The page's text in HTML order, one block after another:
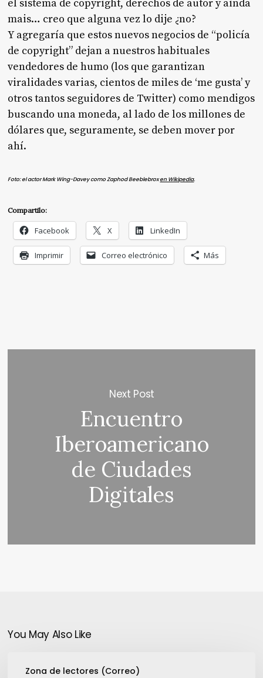
el sistema de copyright, derechos de autor y ainda
mais… creo que alguna vez lo dije ¿no?
Y agregaría que estos nuevos negocios de “policía
de copyright” dejan a nuestros habituales
vendedores de humo (los que garantizan
viralidades varias, cientos de miles de ‘me gusta’ y
otros tantos seguidores de Twitter) como mendigos
buscando una moneda, al lado de los millones de
dólares que, seguramente, se deben mover por
ahí.
Foto: el actor Mark Wing-Davey como Zaphod Beeblebroxen Wikipedia.
Compartilo:
Facebook X LinkedIn
Imprimir Correo electrónico Más
Next Post
Encuentro
Iberoamericano
de Ciudades
Digitales
You May Also Like
Zona de lectores (Correo)